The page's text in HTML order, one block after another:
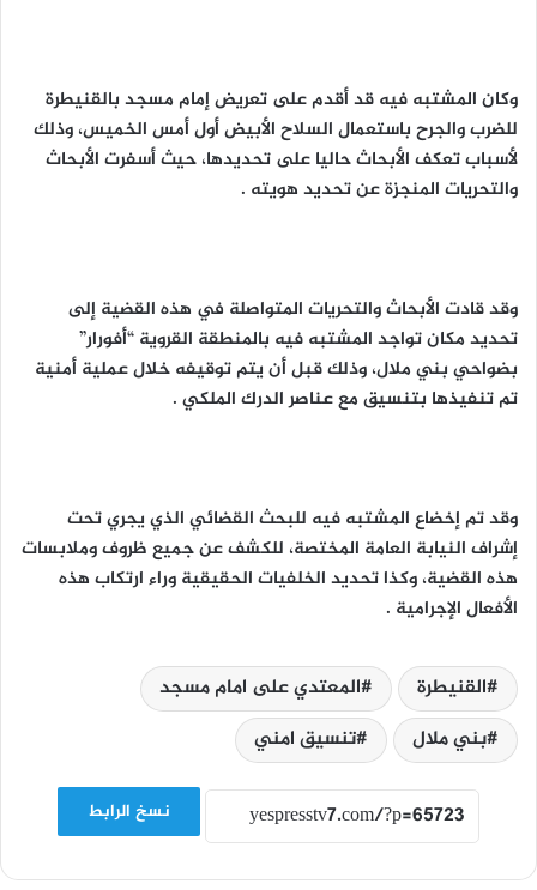
وكان المشتبه فيه قد أقدم على تعريض إمام مسجد بالقنيطرة
للضرب والجرح باستعمال السلاح الأبيض أول أمس الخميس، وذلك
لأسباب تعكف الأبحاث حاليا على تحديدها، حيث أسفرت الأبحاث
والتحريات المنجزة عن تحديد هويته .
وقد قادت الأبحاث والتحريات المتواصلة في هذه القضية إلى
تحديد مكان تواجد المشتبه فيه بالمنطقة القروية “أفورار”
بضواحي بني ملال، وذلك قبل أن يتم توقيفه خلال عملية أمنية
تم تنفيذها بتنسيق مع عناصر الدرك الملكي .
وقد تم إخضاع المشتبه فيه للبحث القضائي الذي يجري تحت
إشراف النيابة العامة المختصة، للكشف عن جميع ظروف وملابسات
هذه القضية، وكذا تحديد الخلفيات الحقيقية وراء ارتكاب هذه
الأفعال الإجرامية .
القنيطرة
المعتدي على امام مسجد
بني ملال
تنسيق امني
نسخ الرابط